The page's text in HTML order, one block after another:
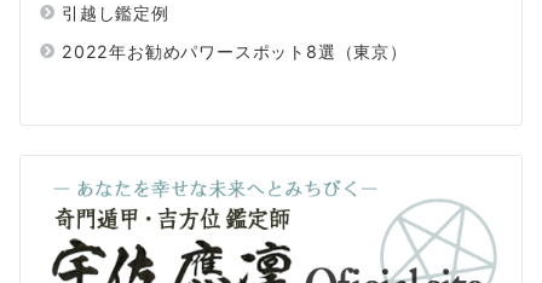
引越し鑑定例
2022年お勧めパワースポット8選（東京）